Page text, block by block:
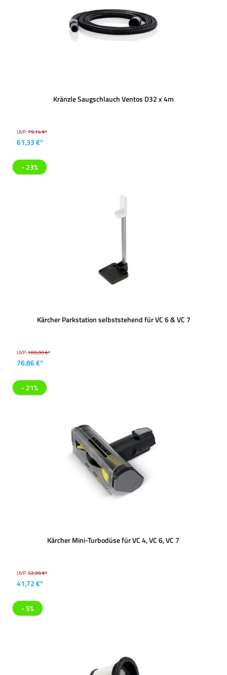
Kränzle Saugschlauch Ventos D32 x 4m
UVP:79,14 €*
61,33 €*
- 23%
Kärcher Parkstation selbststehend für VC 6 & VC 7
UVP:100,00 €*
76,86 €*
- 21%
Kärcher Mini-Turbodüse für VC 4, VC 6, VC 7
UVP:52,99 €*
41,72 €*
- 5%